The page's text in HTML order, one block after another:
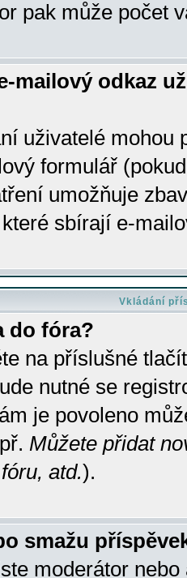
pak může počet
mailový odkaz
uživatelé mohou
formulář
umožňuje
sbírají e-
Vkládání
do fóra?
na příslušné
nutné se
je povoleno
Můžete přidat
atd.).
smažu
moderátor